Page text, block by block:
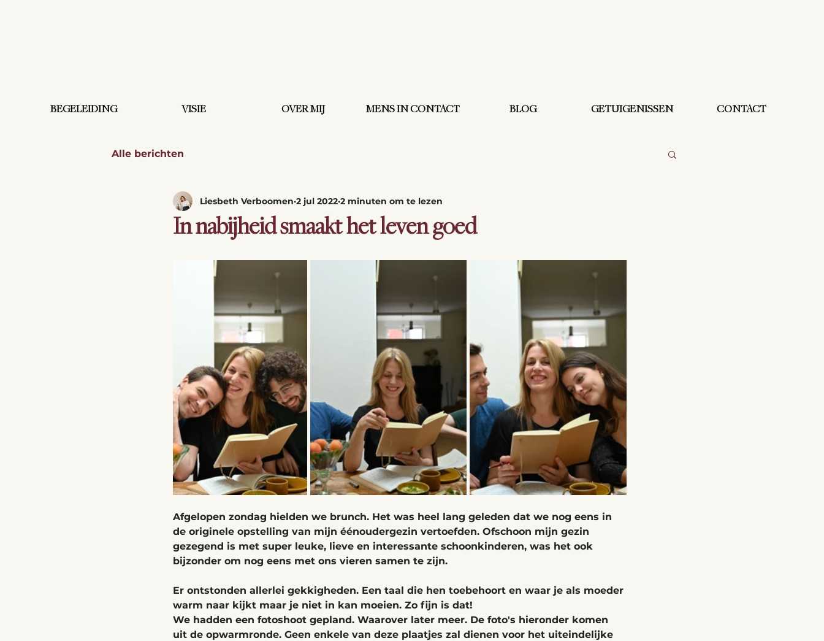
BEGELEIDING VISIE OVER MIJ MENS IN CONTACT BLOG GETUIGENISSEN CONTACT
Alle berichten
In nabijheid smaakt het leven goed
Liesbeth Verboomen 2 jul 2022 2 minuten om te lezen
Afgelopen zondag hielden we brunch. Het was heel lang geleden dat we nog eens in
de originele opstelling van mijn éénoudergezin vertoefden. Ofschoon mijn gezin
gezegend is met super leuke, lieve en interessante schoonkinderen, was het ook
bijzonder om nog eens met ons vieren samen te zijn.
Er ontstonden allerlei gekkigheden. Een taal die hen toebehoort en waar je als moeder
warm naar kijkt maar je niet in kan moeien. Zo fijn is dat!
We hadden een fotoshoot gepland. Waarover later meer. De foto's hieronder komen
uit de opwarmronde. Geen enkele van deze plaatjes zal dienen voor het uiteindelijke